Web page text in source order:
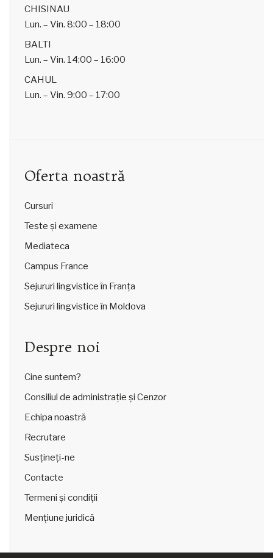
CHISINAU
Lun. – Vin. 8:00 – 18:00
BALTI
Lun. – Vin. 14:00 – 16:00
CAHUL
Lun. – Vin. 9:00 – 17:00
Oferta noastră
Cursuri
Teste și examene
Mediateca
Campus France
Sejururi lingvistice în Franța
Sejururi lingvistice în Moldova
Despre noi
Cine suntem?
Consiliul de administrație și Cenzor
Echipa noastră
Recrutare
Susțineți-ne
Contacte
Termeni și condiții
Mențiune juridică